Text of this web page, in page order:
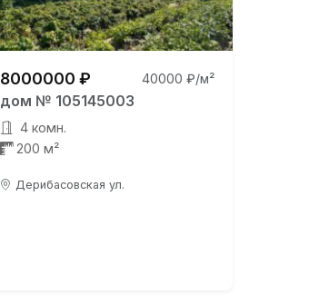
8000000 ₽ 40000 ₽/м²
дом № 105145003
4 комн.
200 м²
Дерибасовская ул.